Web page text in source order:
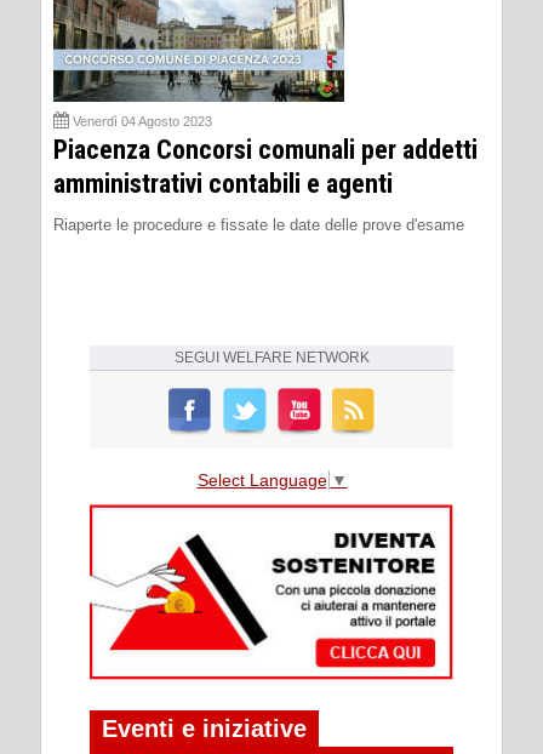
Venerdì 04 Agosto 2023
Piacenza Concorsi comunali per addetti
amministrativi contabili e agenti
Riaperte le procedure e fissate le date delle prove d'esame
SEGUI WELFARE NETWORK
Select Language ▼
Eventi e iniziative